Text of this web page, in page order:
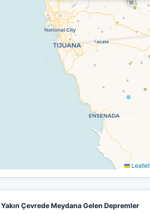
Leaflet
Yakın Çevrede Meydana Gelen Depremler